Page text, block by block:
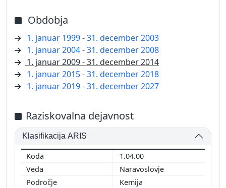
Obdobja
1. januar 1999 - 31. december 2003
1. januar 2004 - 31. december 2008
1. januar 2009 - 31. december 2014
1. januar 2015 - 31. december 2018
1. januar 2019 - 31. december 2027
Raziskovalna dejavnost
Klasifikacija ARIS
1.04.00
Naravoslovje
Kemija